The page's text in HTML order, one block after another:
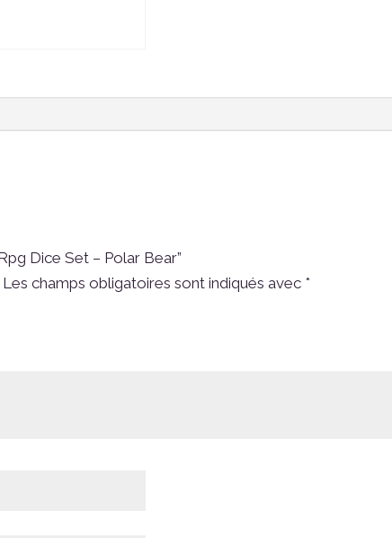
Dice Set – Polar Bear”
Les champs obligatoires sont indiqués avec *